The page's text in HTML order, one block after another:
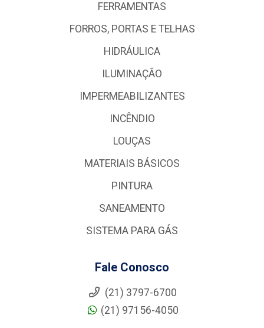
FERRAMENTAS
FORROS, PORTAS E TELHAS
HIDRÁULICA
ILUMINAÇÃO
IMPERMEABILIZANTES
INCÊNDIO
LOUÇAS
MATERIAIS BÁSICOS
PINTURA
SANEAMENTO
SISTEMA PARA GÁS
Fale Conosco
(21) 3797-6700
(21) 97156-4050